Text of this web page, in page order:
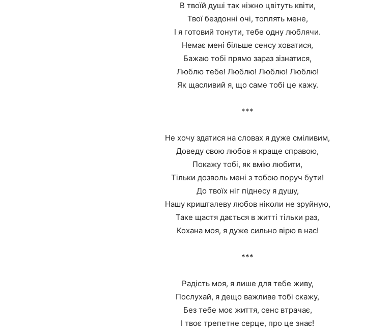
В твоїй душі так ніжно цвітуть квіти,
Твої бездонні очі, топлять мене,
І я готовий тонути, тебе одну люблячи.
Немає мені більше сенсу ховатися,
Бажаю тобі прямо зараз зізнатися,
Люблю тебе! Люблю! Люблю! Люблю!
Як щасливий я, що саме тобі це кажу.
***
Не хочу здатися на словах я дуже сміливим,
Доведу свою любов я краще справою,
Покажу тобі, як вмію любити,
Тільки дозволь мені з тобою поруч бути!
До твоїх ніг піднесу я душу,
Нашу кришталеву любов ніколи не зруйную,
Таке щастя дається в житті тільки раз,
Кохана моя, я дуже сильно вірю в нас!
***
Радість моя, я лише для тебе живу,
Послухай, я дещо важливе тобі скажу,
Без тебе моє життя, сенс втрачає,
І твоє трепетне серце, про це знає!